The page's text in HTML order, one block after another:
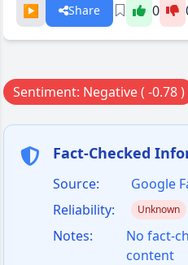
▶️ Share 0
Sentiment: Negative ( -0.78 )
Fact-Checked
Source:
Google
Reliability:
Unknown
Notes:
No fact-
content